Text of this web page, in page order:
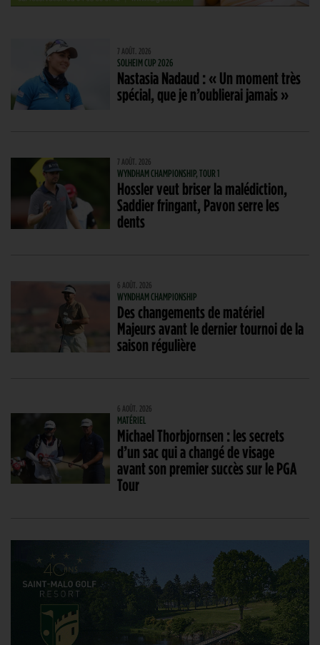
7 AOÛT. 2026
SOLHEIM CUP 2026
Nastasia Nadaud : « Un moment très
spécial, que je n’oublierai jamais »
7 AOÛT. 2026
WYNDHAM CHAMPIONSHIP, TOUR 1
Hossler veut briser la malédiction,
Saddier fringant, Pavon serre les
dents
6 AOÛT. 2026
WYNDHAM CHAMPIONSHIP
Des changements de matériel
Majeurs avant le dernier tournoi de la
saison régulière
6 AOÛT. 2026
MATÉRIEL
Michael Thorbjornsen : les secrets
d’un sac qui a changé de visage
avant son premier succès sur le PGA
Tour